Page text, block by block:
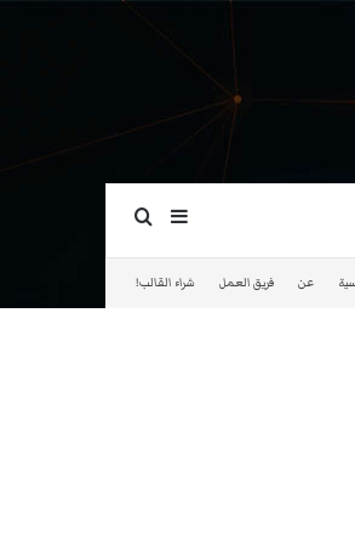
إضافة عمود جانبي
بحث عن
عن فريق العمل شراء القالب!